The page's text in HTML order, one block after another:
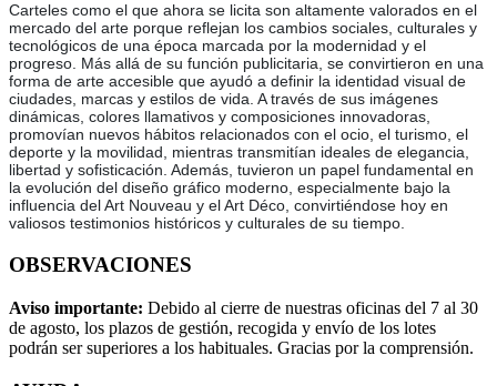
Carteles como el que ahora se licita son altamente valorados en el
mercado del arte porque reflejan los cambios sociales, culturales y
tecnológicos de una época marcada por la modernidad y el
progreso. Más allá de su función publicitaria, se convirtieron en una
forma de arte accesible que ayudó a definir la identidad visual de
ciudades, marcas y estilos de vida. A través de sus imágenes
dinámicas, colores llamativos y composiciones innovadoras,
promovían nuevos hábitos relacionados con el ocio, el turismo, el
deporte y la movilidad, mientras transmitían ideales de elegancia,
libertad y sofisticación. Además, tuvieron un papel fundamental en
la evolución del diseño gráfico moderno, especialmente bajo la
influencia del Art Nouveau y el Art Déco, convirtiéndose hoy en
valiosos testimonios históricos y culturales de su tiempo.
OBSERVACIONES
Aviso importante: Debido al cierre de nuestras oficinas del 7 al 30
de agosto, los plazos de gestión, recogida y envío de los lotes
podrán ser superiores a los habituales. Gracias por la comprensión.